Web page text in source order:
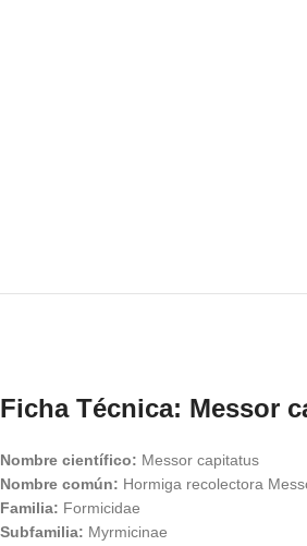
Ficha Técnica: Messor
Nombre científico: Messor capitatus
Nombre común: Hormiga recolectora
Familia: Formicidae
Subfamilia: Myrmicinae